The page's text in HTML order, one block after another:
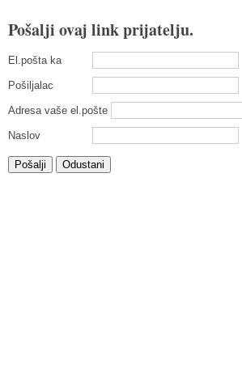
Pošalji ovaj link prijatelju.
El.pošta ka
Pošiljalac
Adresa vaše el.pošte
Naslov
Pošalji Odustani